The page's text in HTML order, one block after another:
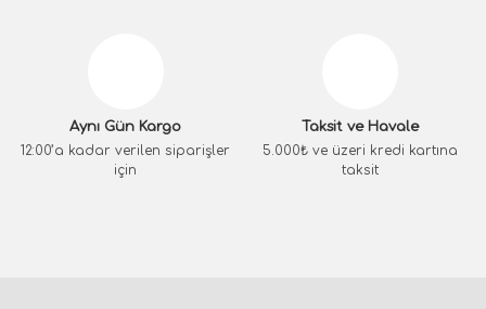
Aynı Gün Kargo
12:00’a kadar verilen siparişler
için
Taksit ve Havale
5.000₺ ve üzeri kredi kartına
taksit